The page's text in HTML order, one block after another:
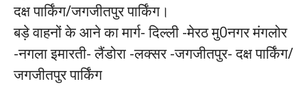
दक्ष पार्किंग/जगजीतपुर पार्किंग।
बड़े वाहनों के आने का मार्ग- दिल्ली -मेरठ मु0नगर मंगलोर
-नगला इमारती- लैंडोरा -लक्सर -जगजीतपुर- दक्ष पार्किंग/
जगजीतपुर पार्किंग